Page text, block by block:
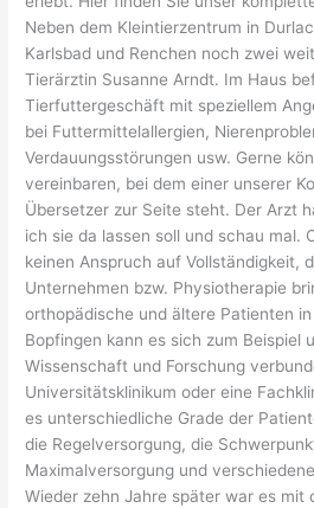
Neben dem Kleintierzentrum in
Karlsbad und Renchen noch zwei
Tierärztin Susanne Arndt. Im Haus
Tierfuttergeschäft mit speziellem
bei Futtermittelallergien,
Verdauungsstörungen usw. Gerne
vereinbaren, bei dem einer unserer
Übersetzer zur Seite steht. Der Arzt
ich sie da lassen soll und schau mal.
keinen Anspruch auf Vollständigkeit,
Unternehmen bzw. Physiotherapie
orthopädische und ältere Patienten
Bopfingen kann es sich zum Beispiel
Wissenschaft und Forschung
Universitätsklinikum oder eine
es unterschiedliche Grade der
die Regelversorgung, die
Maximalversorgung und
Wieder zehn Jahre später war es mit